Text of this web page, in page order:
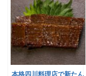
本格四川料理店で新たん